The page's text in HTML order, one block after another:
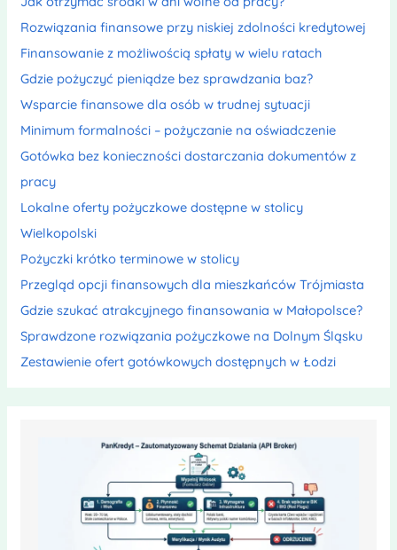
Rozwiązania finansowe przy niskiej zdolności kredytowej
Finansowanie z możliwością spłaty w wielu ratach
Gdzie pożyczyć pieniądze bez sprawdzania baz?
Wsparcie finansowe dla osób w trudnej sytuacji
Minimum formalności – pożyczanie na oświadczenie
Gotówka bez konieczności dostarczania dokumentów z
pracy
Lokalne oferty pożyczkowe dostępne w stolicy
Wielkopolski
Pożyczki krótko terminowe w stolicy
Przegląd opcji finansowych dla mieszkańców Trójmiasta
Gdzie szukać atrakcyjnego finansowania w Małopolsce?
Sprawdzone rozwiązania pożyczkowe na Dolnym Śląsku
Zestawienie ofert gotówkowych dostępnych w Łodzi